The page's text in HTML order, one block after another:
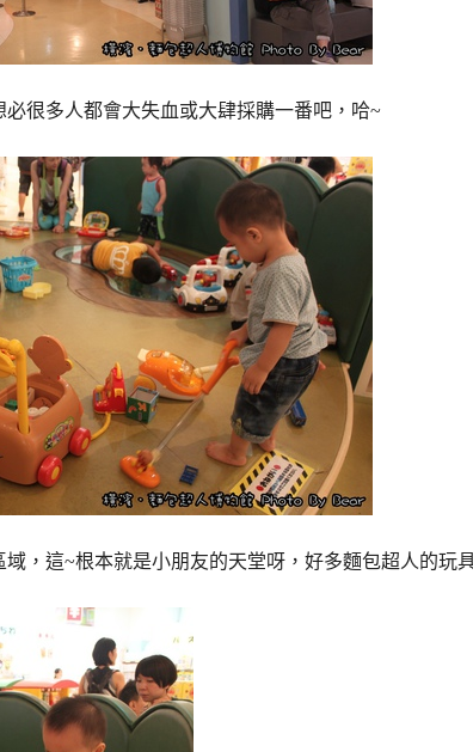
很多人都會大失血或大肆採購一番吧，哈~
域，這~根本就是小朋友的天堂呀，好多麵包超人的玩